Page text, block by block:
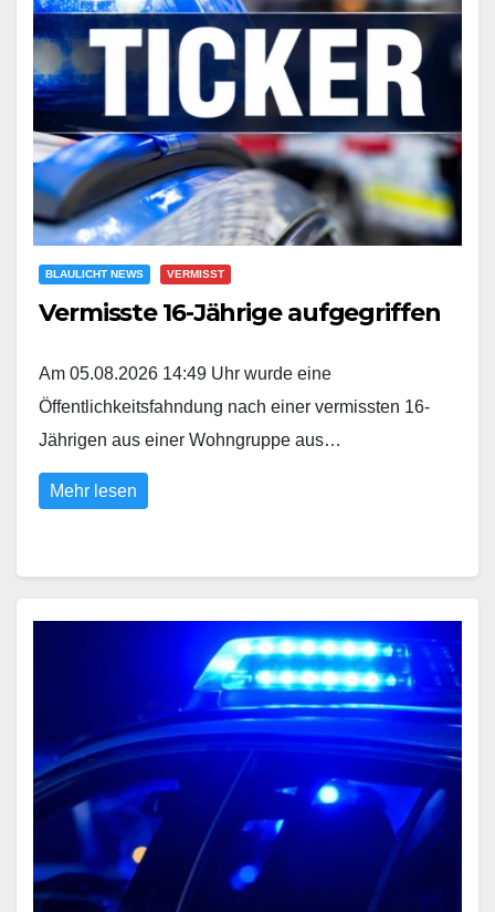
BLAULICHT NEWS VERMISST
Vermisste 16-Jährige aufgegriffen
Am 05.08.2026 14:49 Uhr wurde eine
Öffentlichkeitsfahndung nach einer vermissten 16-
Jährigen aus einer Wohngruppe aus…
Mehr lesen